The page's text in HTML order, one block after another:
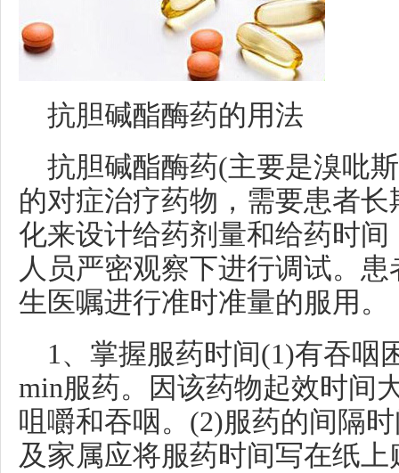
抗胆碱酯酶药的用法
抗胆碱酯酶药(主要是溴吡
的对症治疗药物，需要患者
化来设计给药剂量和给药时
人员严密观察下进行调试。
生医嘱进行准时准量的服用。
1、掌握服药时间(1)有吞咽
min服药。因该药物起效时间
咀嚼和吞咽。(2)服药的间隔
及家属应将服药时间写在纸